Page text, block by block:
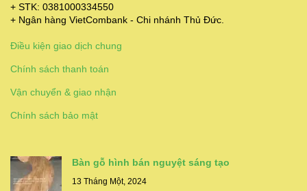
+ STK: 0381000334550
+ Ngân hàng VietCombank - Chi nhánh Thủ Đức.
Điều kiện giao dịch chung
Chính sách thanh toán
Vận chuyển & giao nhận
Chính sách bảo mật
Bàn gỗ hình bán nguyệt sáng tạo
13 Tháng Một, 2024